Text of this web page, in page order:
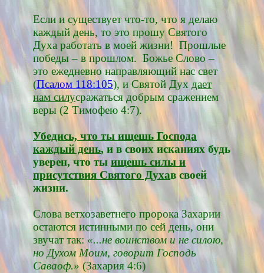
Если и существует что-то, что я делаю
каждый день, то это прошу Святого
Духа работать в моей жизни! Прошлые
победы – в прошлом. Божье Слово –
это ежедневно направляющий нас свет
(Псалом 118:105), и Святой Дух дает
нам силусражаться добрым сражением
веры (2 Тимофею 4:7).
Убедись, что ты ищешь Господа
каждый день, и в своих исканиях будь
уверен, что ты ищешь силы и
присутствия Святого Духав своей
жизни.
Слова ветхозаветнего пророка Захарии
остаются истинными по сей день, они
звучат так: «...не воинством и не силою,
но Духом Моим, говорит Господь
Саваоф.» (Захария 4:6)